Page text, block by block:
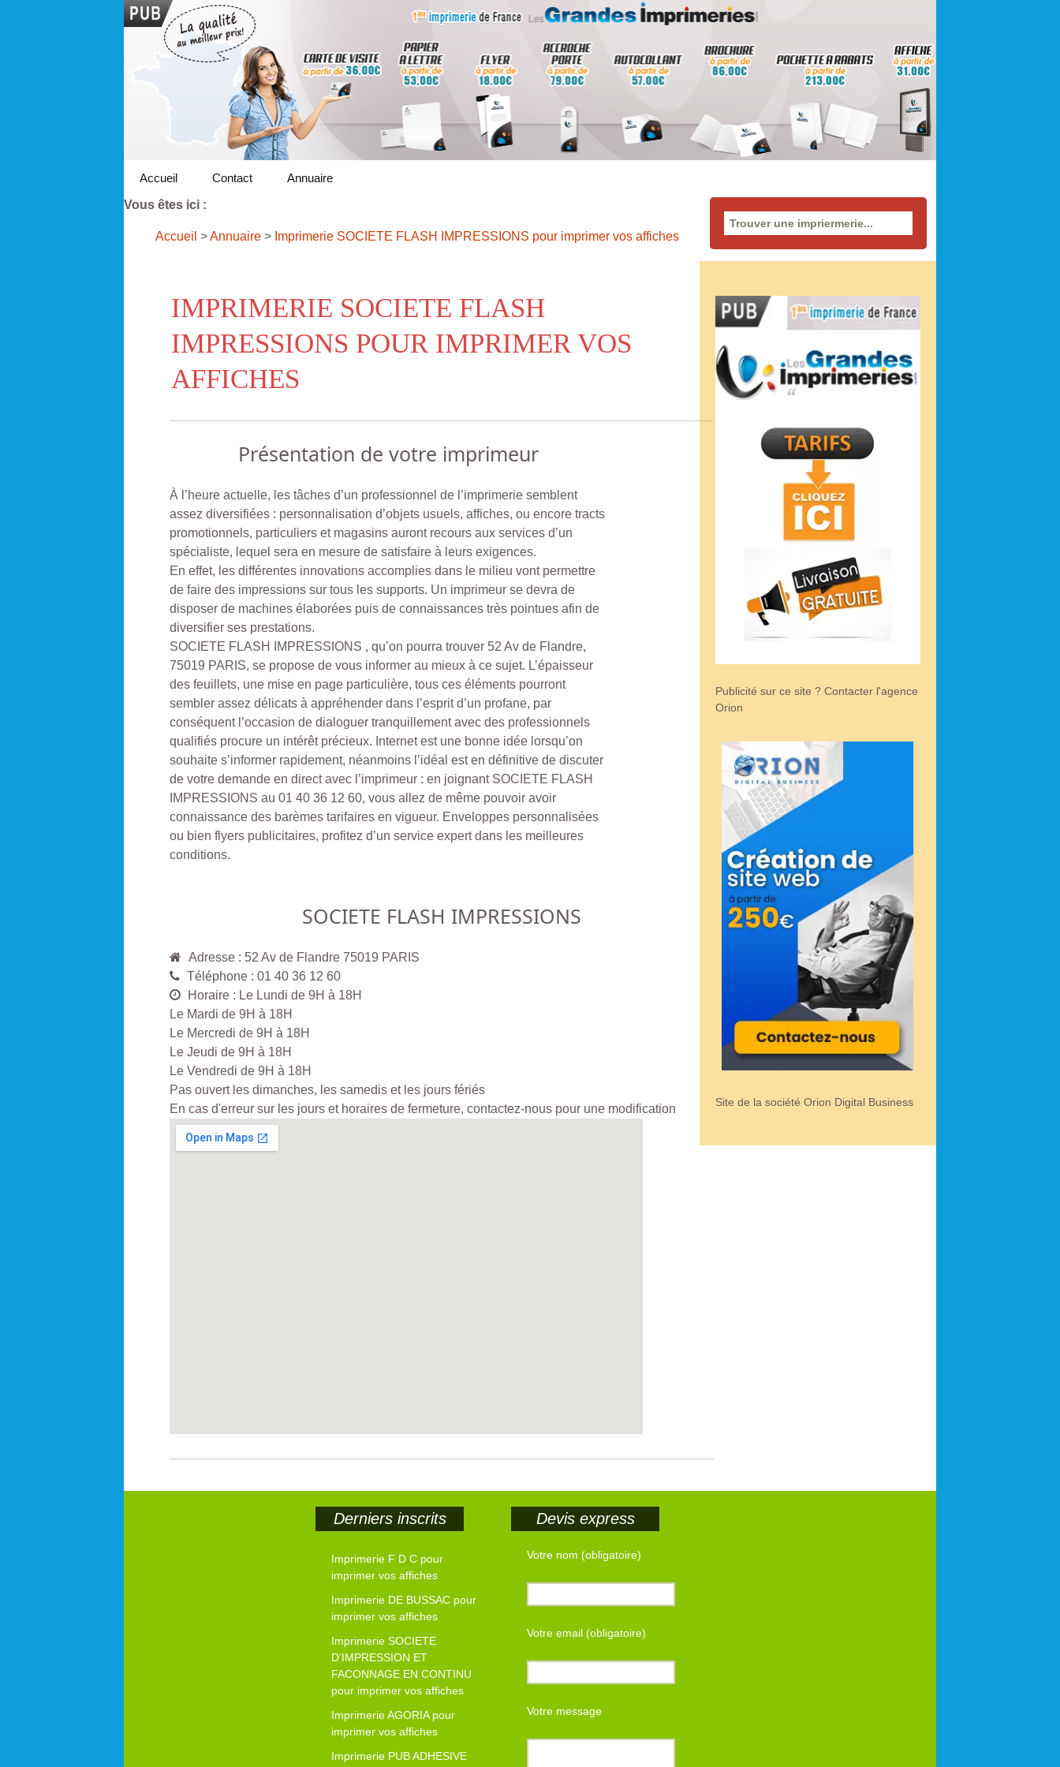
Accueil Contact
Annuaire
Vous êtes ici :
Accueil >Annuaire > Imprimerie SOCIETE FLASH IMPRESSIONS pour imprimer vos affiches
IMPRIMERIE SOCIETE FLASH
IMPRESSIONS POUR IMPRIMER VOS
AFFICHES
Présentation de votre imprimeur
À l’heure actuelle, les tâches d’un professionnel de l’imprimerie semblent
assez diversifiées : personnalisation d’objets usuels, affiches, ou encore tracts
promotionnels, particuliers et magasins auront recours aux services d’un
spécialiste, lequel sera en mesure de satisfaire à leurs exigences.
En effet, les différentes innovations accomplies dans le milieu vont permettre
de faire des impressions sur tous les supports. Un imprimeur se devra de
disposer de machines élaborées puis de connaissances très pointues afin de
diversifier ses prestations.
SOCIETE FLASH IMPRESSIONS , qu’on pourra trouver 52 Av de Flandre,
75019 PARIS, se propose de vous informer au mieux à ce sujet. L’épaisseur
des feuillets, une mise en page particulière, tous ces éléments pourront
sembler assez délicats à appréhender dans l’esprit d’un profane, par
conséquent l’occasion de dialoguer tranquillement avec des professionnels
qualifiés procure un intérêt précieux. Internet est une bonne idée lorsqu’on
souhaite s’informer rapidement, néanmoins l’idéal est en définitive de discuter
de votre demande en direct avec l’imprimeur : en joignant SOCIETE FLASH
IMPRESSIONS au 01 40 36 12 60, vous allez de même pouvoir avoir
connaissance des barèmes tarifaires en vigueur. Enveloppes personnalisées
ou bien flyers publicitaires, profitez d’un service expert dans les meilleures
conditions.
SOCIETE FLASH IMPRESSIONS
Adresse : 52 Av de Flandre 75019 PARIS
Téléphone : 01 40 36 12 60
Horaire : Le Lundi de 9H à 18H
Le Mardi de 9H à 18H
Le Mercredi de 9H à 18H
Le Jeudi de 9H à 18H
Le Vendredi de 9H à 18H
Pas ouvert les dimanches, les samedis et les jours fériés
En cas d'erreur sur les jours et horaires de fermeture, contactez-nous pour une modification
Rechercher
Publicité sur ce site ? Contacter l'agence
Orion
Site de la société Orion Digital Business
Derniers inscrits
Imprimerie F D C pour
imprimer vos affiches
Imprimerie DE BUSSAC pour
imprimer vos affiches
Imprimerie SOCIETE
D’IMPRESSION ET
FACONNAGE EN CONTINU
pour imprimer vos affiches
Imprimerie AGORIA pour
imprimer vos affiches
Imprimerie PUB ADHESIVE
Devis express
Votre nom (obligatoire)
Votre email (obligatoire)
Votre message